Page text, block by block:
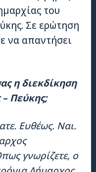
του
Σε ερώτηση
να απαντήσει
η διεκδίκηση
Πεύκης;
Ευθέως. Ναι.
γνωρίζετε, ο